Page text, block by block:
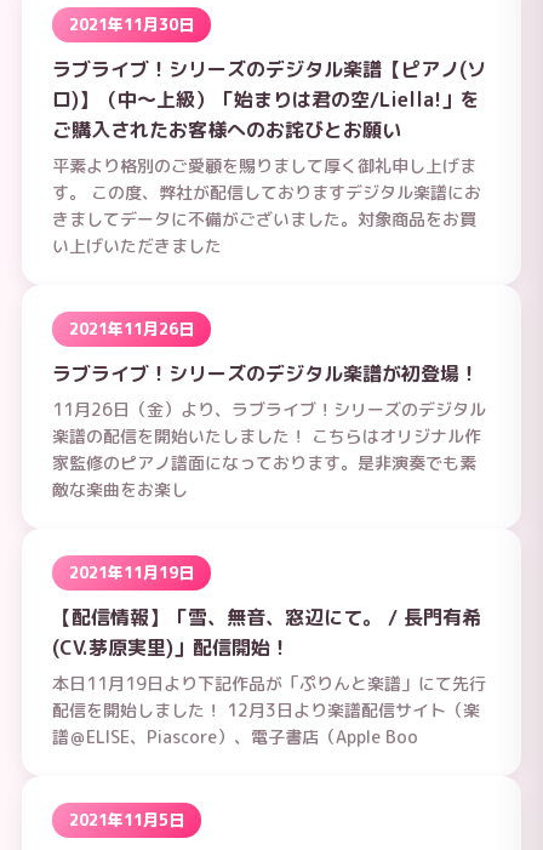
2021年11月30日
ラブライブ！シリーズのデジタル楽譜【ピアノ(ソ
ロ)】（中～上級）「始まりは君の空/Liella!」を
ご購入されたお客様へのお詫びとお願い
平素より格別のご愛顧を賜りまして厚く御礼申し上げま
す。 この度、弊社が配信しておりますデジタル楽譜にお
きましてデータに不備がございました。対象商品をお買
い上げいただきました
2021年11月26日
ラブライブ！シリーズのデジタル楽譜が初登場！
11月26日（金）より、ラブライブ！シリーズのデジタル
楽譜の配信を開始いたしました！ こちらはオリジナル作
家監修のピアノ譜面になっております。是非演奏でも素
敵な楽曲をお楽し
2021年11月19日
【配信情報】「雪、無音、窓辺にて。 / 長門有希
(CV.茅原実里)」配信開始！
本日11月19日より下記作品が「ぷりんと楽譜」にて先行
配信を開始しました！ 12月3日より楽譜配信サイト（楽
譜＠ELISE、Piascore）、電子書店（Apple Boo
2021年11月5日